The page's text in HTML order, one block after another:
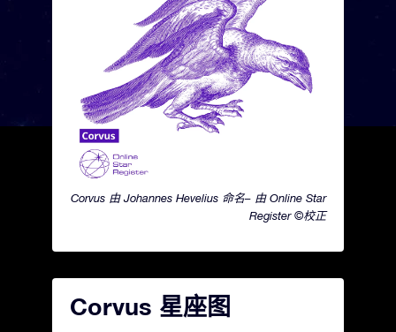
Corvus 由 Johannes Hevelius 命名– 由 Online Star
Register ©校正
Corvus 星座图